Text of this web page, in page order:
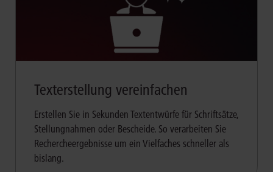
Texterstellung vereinfachen
Erstellen Sie in Sekunden Textentwürfe für Schriftsätze,
Stellungnahmen oder Bescheide. So verarbeiten Sie
Rechercheergebnisse um ein Vielfaches schneller als
bislang.